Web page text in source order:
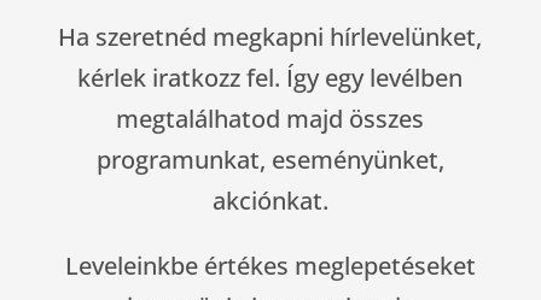
Ha szeretnéd megkapni hírlevelünket,
kérlek iratkozz fel. Így egy levélben
megtalálhatod majd összes
programunkat, eseményünket,
akciónkat.
Leveleinkbe értékes meglepetéseket